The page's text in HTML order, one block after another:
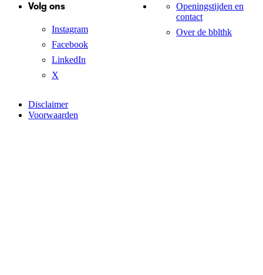
Volg ons
Instagram
Facebook
LinkedIn
X
Openingstijden en
contact
Over de bblthk
Disclaimer
Voorwaarden